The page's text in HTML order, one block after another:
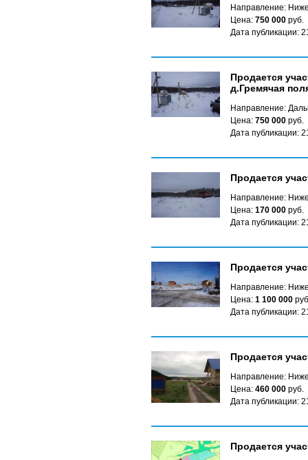
Направление:
Цена: 750 000 руб.
Дата публикации:
Продается
д.Гремячая
Направление:
Цена: 750 000 руб.
Дата публикации:
Продается
Направление:
Цена: 170 000 руб.
Дата публикации:
Продается
Направление:
Цена: 1 100 000
Дата публикации:
Продается
Направление:
Цена: 460 000 руб.
Дата публикации:
Продается